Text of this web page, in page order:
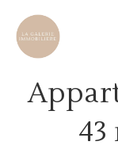
43